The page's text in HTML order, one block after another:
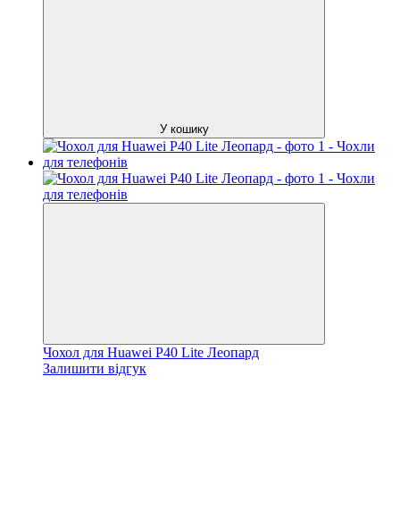
У кошику
Чохол для Huawei P40 Lite Леопард
Залишити відгук